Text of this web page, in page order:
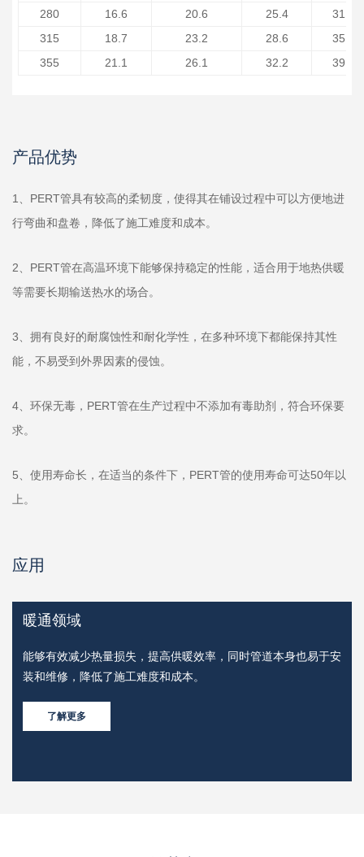
280
16.6 20.6 25.4
31.3
315
18.7 23.2 28.6
35.2
355
21.1 26.1 32.2 39.7
产品优势
1、PERT管具有较高的柔韧度，使得其在铺设过程中可以方便地进
行弯曲和盘卷，降低了施工难度和成本。
2、PERT管在高温环境下能够保持稳定的性能，适合用于地热供暖
等需要长期输送热水的场合。
3、拥有良好的耐腐蚀性和耐化学性，在多种环境下都能保持其性
能，不易受到外界因素的侵蚀。
4、环保无毒，PERT管在生产过程中不添加有毒助剂，符合环保要
求。
5、使用寿命长，在适当的条件下，PERT管的使用寿命可达50年以
上。
应用
暖通领域
能够有效减少热量损失，提高供暖效率，同时管道本身也易于安
装和维修，降低了施工难度和成本。
了解更多